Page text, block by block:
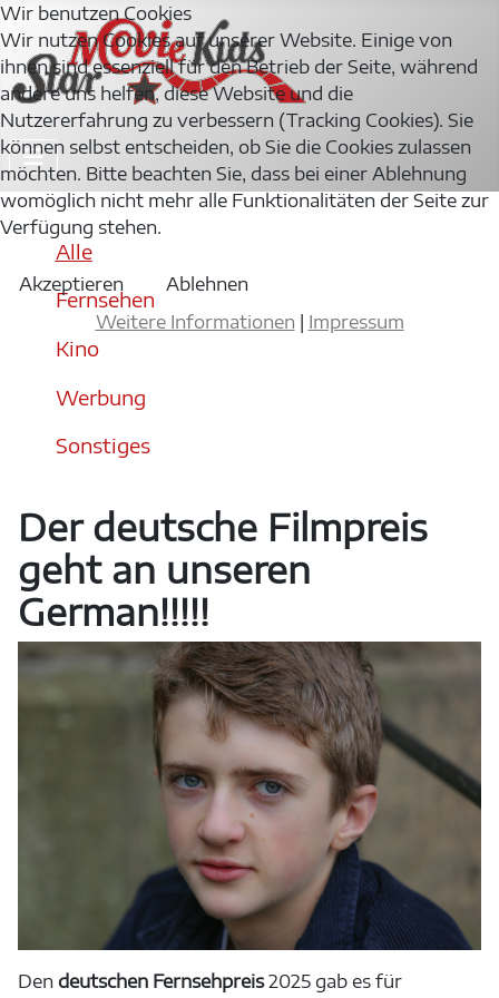
Alle
Fernsehen
Kino
Werbung
Sonstiges
Der deutsche Filmpreis
geht an unseren
German!!!!!
Den deutschen Fernsehpreis2025 gab es für
Wir benutzen Cookies
Wir nutzen Cookies auf unserer Website. Einige von
ihnen sind essenziell für den Betrieb der Seite, während
andere uns helfen, diese Website und die
Nutzererfahrung zu verbessern (Tracking Cookies). Sie
können selbst entscheiden, ob Sie die Cookies zulassen
möchten. Bitte beachten Sie, dass bei einer Ablehnung
womöglich nicht mehr alle Funktionalitäten der Seite zur
Verfügung stehen.
Akzeptieren
Ablehnen
Weitere Informationen
Impressum